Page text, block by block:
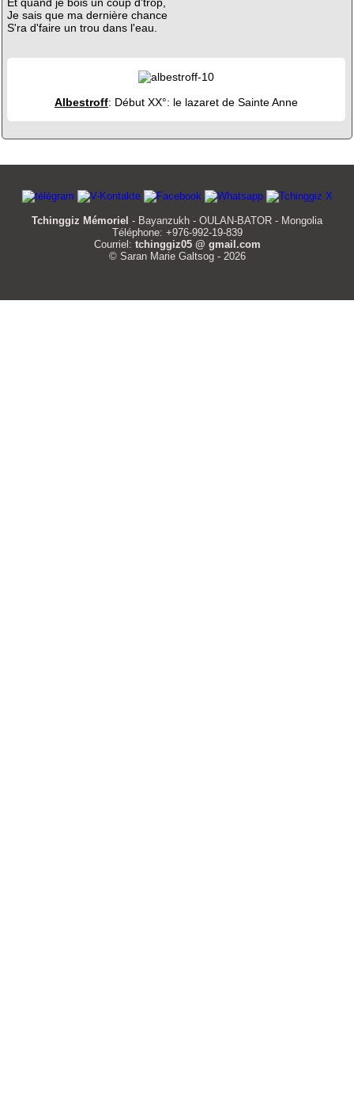
Je sais que ma dernière chance
S'ra d'faire un trou dans l'eau.
Albestroff: Début XX°: le lazaret de Sainte Anne
Tchinggiz Mémoriel - Bayanzukh - OULAN-BATOR - Mongolia
Téléphone: +976-992-19-839
Courriel: tchinggiz05 @ gmail.com
© Saran Marie Galtsog - 2026